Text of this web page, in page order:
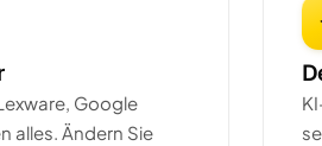
Google
alles. Ändern Sie